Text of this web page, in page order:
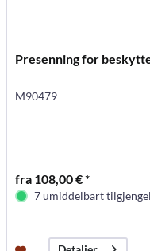
Presenning for
M90479
fra 108,00 € *
7 umiddelbart